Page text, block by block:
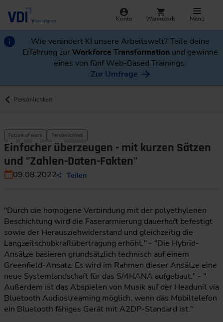
Konto Warenkorb Menü
Wie verändert KI unsere Arbeitswelt? Teile deine
Erfahrung zurWorkforce Transformation und gewinne
eines von fünf Web-Based Trainings.
Zur Umfrage
Persönlichkeit
Future of work Persönlichkeit
Einfacher überzeugen - mit kurzen Sätzen
und "Zahlen-Daten-Fakten"
09.08.2022 Teilen
"Durch die homogene Verbindung mit der polyethylenen
Beschichtung wird die Faserarmierung dauerhaft befestigt
sowie der Herausziehwiderstand und gleichzeitig die
Langzeitschubkraftübertragung erhöht." - "Die Hybrid-
Ansätze basieren grundsätzlich technisch auf einem
Greenfield-Ansatz. Es wird im Rahmen dieser Ansätze eine
neue Systemlandschaft für das S/4HANA aufgebaut." - "
Außerdem ist das Abspielen von Musik auf der Headunit via
Bluetooth Audiostreaming möglich, wenn das Mobiltelefon
ein Bluetooth fähiges Gerät mit A2DP-Standard ist."